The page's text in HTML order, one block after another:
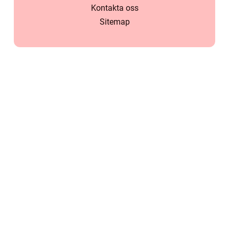
Kontakta oss
Sitemap